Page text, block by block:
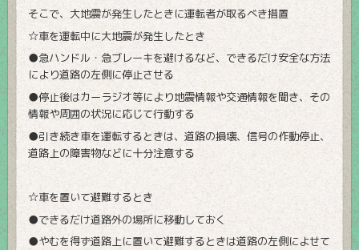
そこで、大地震が発生したときに運転者が取るべき措置
☆車を運転中に大地震が発生したとき
●急ハンドル・急ブレーキを避けるなど、できるだけ安全な方法
により道路の左側に停止させる
●停止後はカーラジオ等により地震情報や交通情報を聞き、その
情報や周囲の状況に応じて行動する
●引き続き車を運転するときは、道路の損壊、信号の作動停止、
道路上の障害物などに十分注意する
☆車を置いて避難するとき
●できるだけ道路外の場所に移動しておく
●やむを得ず道路上に置いて避難するときは道路の左側によせて